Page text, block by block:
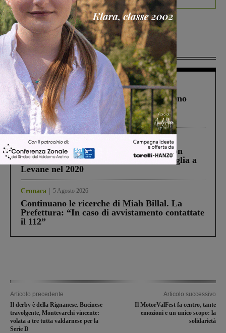
Più lette
Cronaca 4 Agosto 2026
Un anno fa la strage in A1 in cui morirono
Gianni, Giulia e Franco. Lo schianto, il
processo, lo stop ai sorpassi fra tir....
Cronaca
Scomparso da una struttura di Castiglion
Fiorentino l’uomo che aveva ucciso la figlia a
Levane nel 2020
Cronaca 5 Agosto 2026
Continuano le ricerche di Miah Billal. La
Prefettura: “In caso di avvistamento contattate
il 112”
Articolo precedente
Il derby è della Rignanese. Bucinese
travolgente, Montevarchi vincente:
volata a tre tutta valdarnese per la
Serie D
Articolo successivo
Il MotorValFest fa centro, tante
emozioni e un unico scopo: la
solidarietà